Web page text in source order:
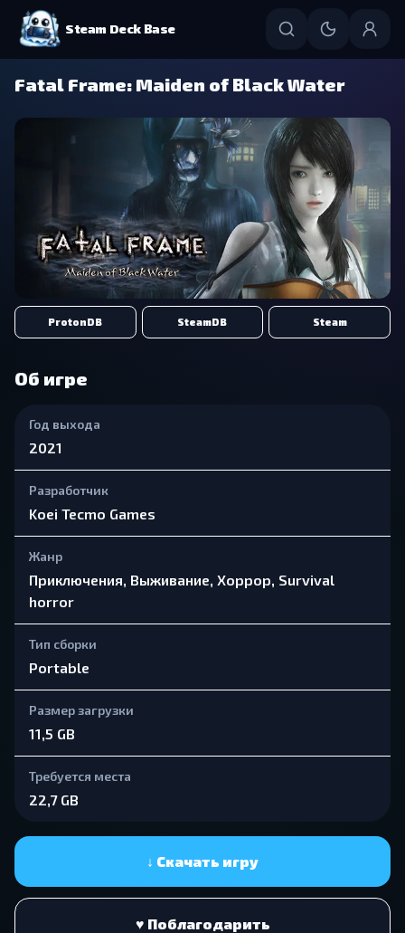
Steam Deck Base
Fatal Frame: Maiden of Black Water
ProtonDB SteamDB Steam
Об игре
Год выхода
2021
Разработчик
Koei Tecmo Games
Жанр
Приключения, Выживание, Хоррор, Survival
horror
Тип сборки
Portable
Размер загрузки
11,5 GB
Требуется места
22,7 GB
↓ Скачать игру
♥ Поблагодарить